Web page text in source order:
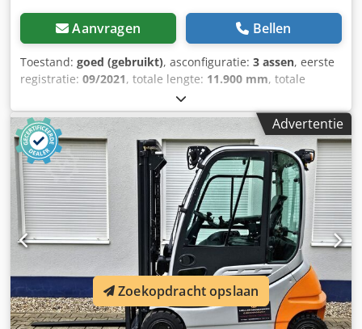
Aanvragen Bellen
Toestand: goed (gebruikt), asconfiguratie: 3 assen, eerste
registratie: 09/2021, totale lengte: 11.900 mm, totale
, totale hoogte:
lucht, bandenmaten:385/55R22,5, kleur:overig, Bouwjaar:
2021, Uitrusting:ABS , = Aanvullende opties en accessoires
= - EBS = Bijzonderheden = Aantal Assen: 3, Eigen gewicht:
5210 kg, Totaalgewicht: 41000 kg, Soort chassis: Volledig
chassis, Kingpin afmeting: 2 inch, Vering type: luchtvering,
ABS (Anti Blokkeer Systeem), EBS, Bouwjaar opbouw: 2021,
Twistlocks: 2x20 + 1x30 + 1x40 + 1x45 high cube,
Uitschuifbare chassis: achter, Merk as: BPW = Meer
informatie = Algemene informatie Cabine: dag Kenteken:
KLEYN1 Aandrijving Brandstofsoort: Diesel Transmissie
Transmissie: Handgeschakeld Asconfiguratie Bandenmaat:
385/55R22,5 Remmen: schijfremmen Vering: luchtvering As
1: Liftas; Bandenprofiel links: 4 mm; Bandenprofiel rechts:
Advertentie
Zoekopdracht opslaan